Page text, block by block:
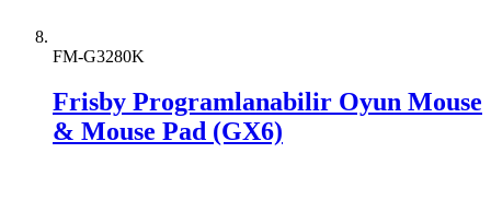
FM-G3280K
Frisby Programlanabilir Oyun Mouse
& Mouse Pad (GX6)